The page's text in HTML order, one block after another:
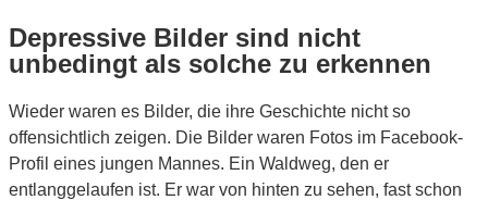
Depressive Bilder sind nicht
unbedingt als solche zu erkennen
Wieder waren es Bilder, die ihre Geschichte nicht so
offensichtlich zeigen. Die Bilder waren Fotos im Facebook-
Profil eines jungen Mannes. Ein Waldweg, den er
entlanggelaufen ist. Er war von hinten zu sehen, fast schon